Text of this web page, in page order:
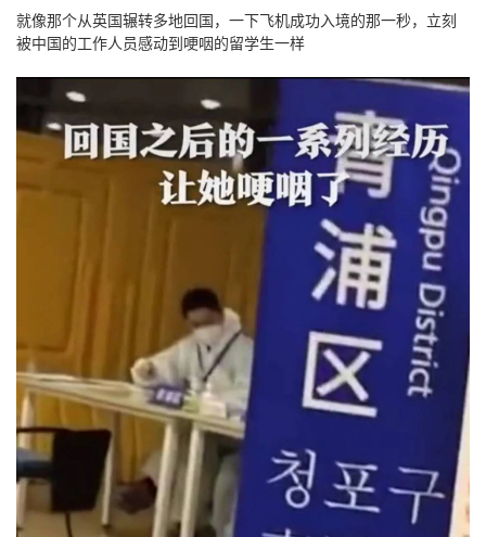
就像那个从英国辗转多地回国，一下飞机成功入境的那一秒，立刻
被中国的工作人员感动到哽咽的留学生一样